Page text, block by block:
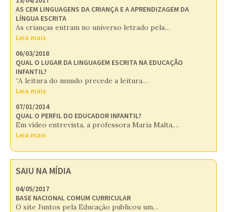
AS CEM LINGUAGENS DA CRIANÇA E A APRENDIZAGEM DA
LÍNGUA ESCRITA
As crianças entram no universo letrado pela…
Leia mais
06/03/2018
QUAL O LUGAR DA LINGUAGEM ESCRITA NA EDUCAÇÃO
INFANTIL?
“A leitura do mundo precede a leitura…
Leia mais
07/01/2014
QUAL O PERFIL DO EDUCADOR INFANTIL?
Em vídeo entrevista, a professora Maria Malta,…
Leia mais
SAIU NA MÍDIA
04/05/2017
BASE NACIONAL COMUM CURRICULAR
O site Juntos pela Educação publicou um…